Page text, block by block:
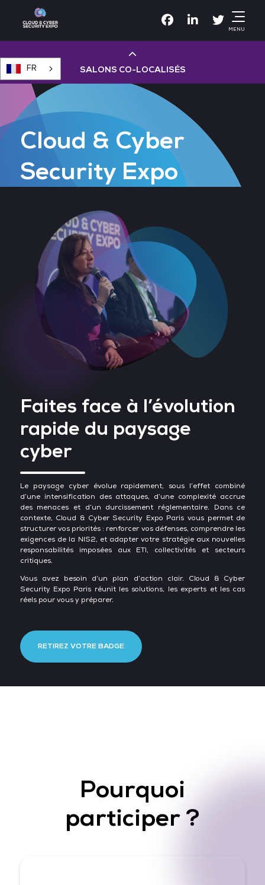
FacebookLinkedinTwitter
MENU
FR SALONS CO-LOCALISÉS
Cloud & AI Infrastructure
Devops Live
Cloud & Cyber Security
Data & AI Leaders Summit
Data Centre World
Cloud & Cyber
Security Expo
Faites face à l’évolution
rapide du paysage
cyber
Le paysage cyber évolue rapidement, sous l’effet combiné
d’une intensification des attaques, d’une complexité accrue
des menaces et d’un durcissement réglementaire. Dans ce
contexte, Cloud & Cyber Security Expo Paris vous permet de
structurer vos priorités : renforcer vos défenses, comprendre les
exigences de la NIS2, et adapter votre stratégie aux nouvelles
responsabilités imposées aux ETI, collectivités et secteurs
critiques.
Vous avez besoin d’un plan d’action clair. Cloud & Cyber
Security Expo Paris réunit les solutions, les experts et les cas
réels pour vous y préparer.
RETIREZ VOTRE BADGE
Pourquoi
participer ?